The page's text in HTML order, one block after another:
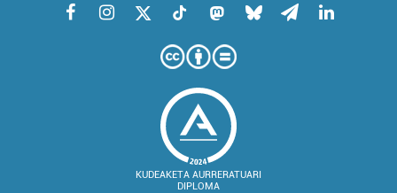
KUDEAKETA AURRERATUARI
DIPLOMA